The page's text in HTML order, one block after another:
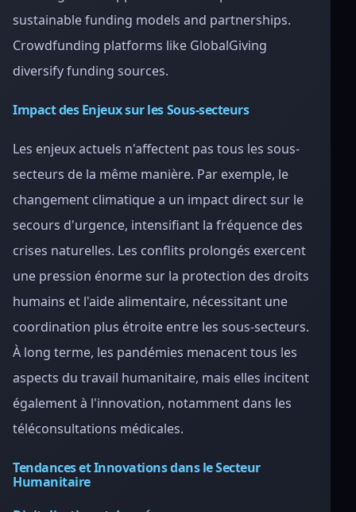
sustainable funding models and partnerships.
Crowdfunding platforms like GlobalGiving
diversify funding sources.
Impact des Enjeux sur les Sous-secteurs
Les enjeux actuels n'affectent pas tous les sous-
secteurs de la même manière. Par exemple, le
changement climatique a un impact direct sur le
secours d'urgence, intensifiant la fréquence des
crises naturelles. Les conflits prolongés exercent
une pression énorme sur la protection des droits
humains et l'aide alimentaire, nécessitant une
coordination plus étroite entre les sous-secteurs.
À long terme, les pandémies menacent tous les
aspects du travail humanitaire, mais elles incitent
également à l'innovation, notamment dans les
téléconsultations médicales.
Tendances et Innovations dans le Secteur
Humanitaire